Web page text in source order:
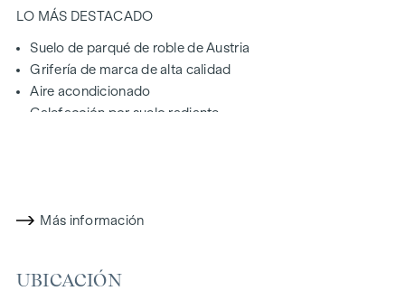
LO MÁS DESTACADO
Suelo de parqué de roble de Austria
Grifería de marca de alta calidad
Aire acondicionado
Calefacción por suelo radiante
terraza
Persianas enrollables eléctricas para la protección solar
Más información
UBICACIÓN